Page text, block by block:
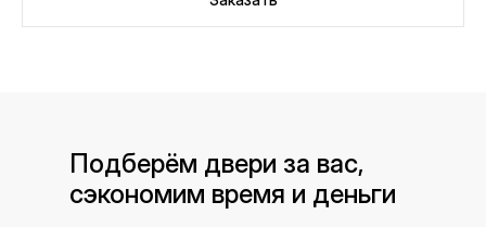
Подберём двери за вас,
сэкономим время и деньги